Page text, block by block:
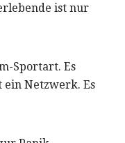
ist nur
Sportart. Es
ein Netzwerk. Es